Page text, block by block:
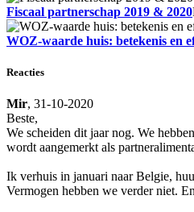
Fiscaal partnerschap 2019 & 2020
WOZ-waarde huis: betekenis en
Reacties
Mir, 31-10-2020
Beste,
We scheiden dit jaar nog. We
wordt aangemerkt als
Ik verhuis in januari naar Belgie,
Vermogen hebben we verder niet.